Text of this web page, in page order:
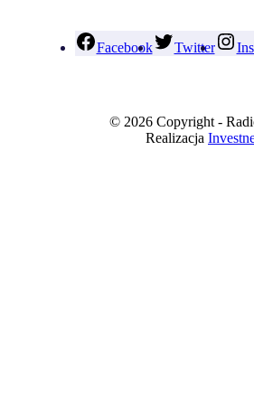
Facebook Twitter
© 2026 Copyright -
Realizacja